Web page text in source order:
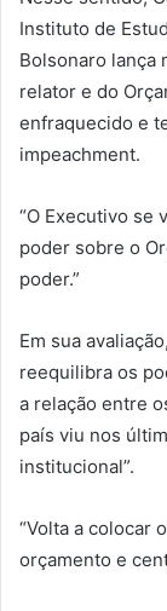
Instituto de
Bolsonaro lança
relator e do
enfraquecido e
impeachment.
“O Executivo se
poder sobre o
poder.”
Em sua
reequilibra os
a relação entre
país viu nos
institucional”.
“Volta a colocar
orçamento e